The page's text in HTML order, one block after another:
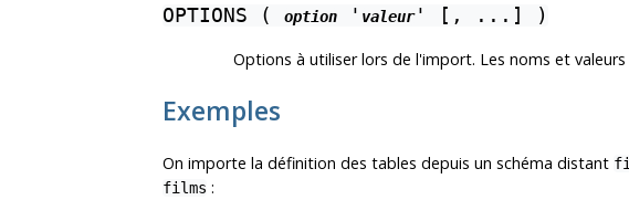
OPTIONS ( option ' valeur' [, ...] )
Options à utiliser lors de l'import. Les noms et
Exemples
On importe la définition des tables depuis un schéma distant
films :